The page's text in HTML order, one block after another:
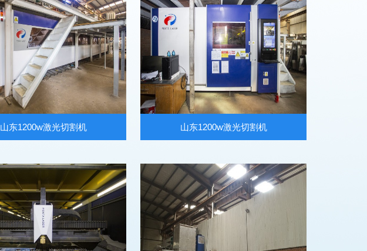
山东1200w激光切割机 山东1200w激光切割机